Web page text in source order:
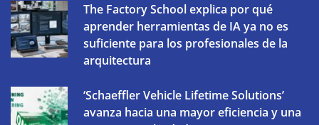
The Factory School explica por qué
aprender herramientas de IA ya no es
suficiente para los profesionales de la
arquitectura
‘Schaeffler Vehicle Lifetime Solutions’
avanza hacia una mayor eficiencia y una